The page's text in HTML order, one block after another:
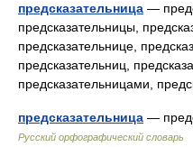
предсказательница —
предсказательницы,
предсказательнице,
предсказательниц,
предсказательницами,
предсказательница —
Русский орфографический словарь